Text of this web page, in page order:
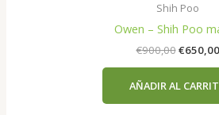
Shih Poo
Owen – Shih Poo
€900,00El
era:
€650,00
AÑADIR AL